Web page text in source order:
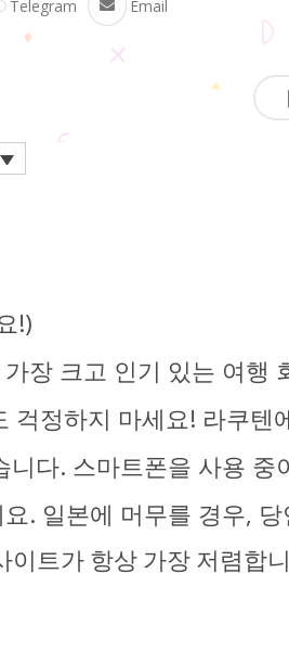
Telegram Email
!)
장 크고 인기 있는 여행
걱정하지 마세요! 라쿠
다. 스마트폰을 사용
. 일본에 머무를 경우,
이트가 항상 가장 저렴합